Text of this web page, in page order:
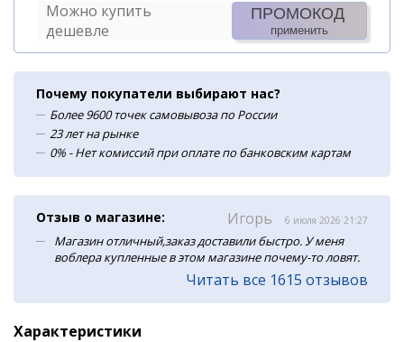
Можно купить
дешевле
ПРОМОКОД
применить
Почему покупатели выбирают нас?
Более 9600 точек самовывоза по России
23 лет на рынке
0% - Нет комиссий при оплате по банковским картам
Отзыв о магазине: Игорь 6 июля 2026 21:27
Магазин отличный,заказ доставили быстро. У меня
воблера купленные в этом магазине почему-то ловят.
Читать все 1615 отзывов
Характеристики